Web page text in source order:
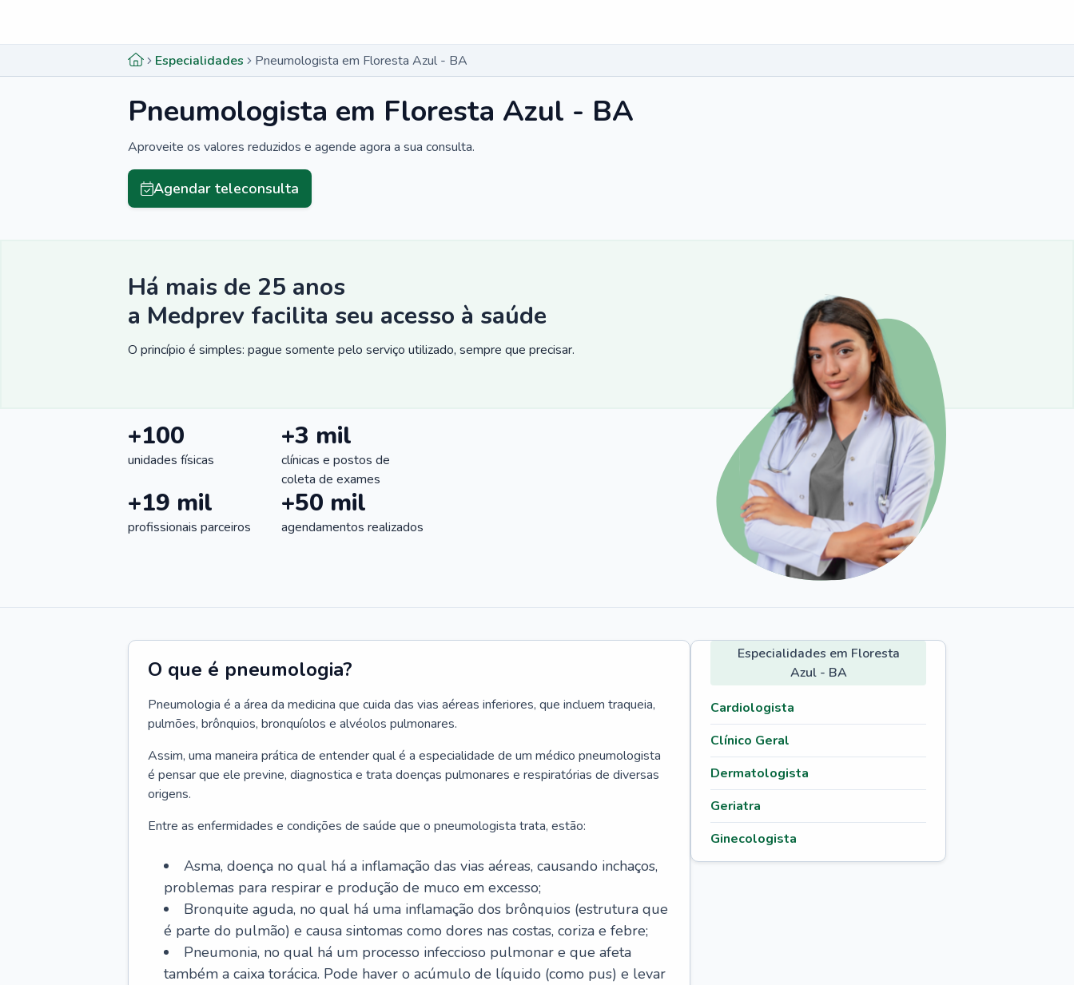
Especialidades Pneumologista em Floresta Azul - BA
Pneumologista em Floresta Azul - BA
Aproveite os valores reduzidos e agende agora a sua consulta.
Agendar teleconsulta
Há mais de 25 anos
a Medprev facilita seu acesso à saúde
O princípio é simples: pague somente pelo serviço utilizado, sempre que precisar.
+100
unidades físicas
+3 mil
clínicas e postos de
coleta de exames
+19 mil
profissionais parceiros
+50 mil
agendamentos realizados
O que é pneumologia?
Pneumologia é a área da medicina que cuida das vias aéreas inferiores, que incluem traqueia,
pulmões, brônquios, bronquíolos e alvéolos pulmonares.
Assim, uma maneira prática de entender qual é a especialidade de um médico pneumologista
é pensar que ele previne, diagnostica e trata doenças pulmonares e respiratórias de diversas
origens.
Entre as enfermidades e condições de saúde que o pneumologista trata, estão:
Asma, doença no qual há a inflamação das vias aéreas, causando inchaços,
problemas para respirar e produção de muco em excesso;
Bronquite aguda, no qual há uma inflamação dos brônquios (estrutura que
é parte do pulmão) e causa sintomas como dores nas costas, coriza e febre;
Pneumonia, no qual há um processo infeccioso pulmonar e que afeta
também a caixa torácica. Pode haver o acúmulo de líquido (como pus) e levar
Especialidades em Floresta
Azul - BA
Cardiologista
Clínico Geral
Dermatologista
Geriatra
Ginecologista